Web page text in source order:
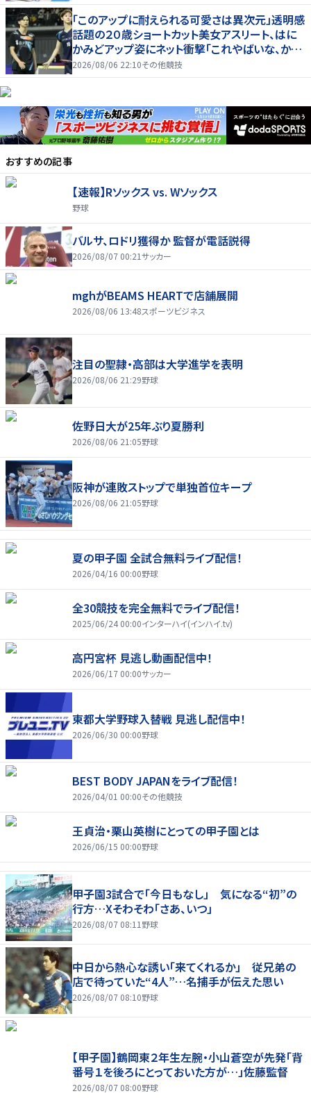
「このアップに耐えられる可愛さは異次元」透明感
話題の２０歳ショートカット美女アスリート、はに
かみどアップ姿にネット衝撃「これやばいな、かわ
いすぎる」「顔ちっちゃ」
2026/08/06 22:10その他競技
おすすめの記事
【速報】Rソックス vs. Wソックス
野球
バルサ、ロドリ獲得か 監督が電話説得
2026/08/07 00:21サッカー
mghがBEAMS HEARTで店舗展開
2026/08/06 13:48スポーツビジネス
注目の聖隷・高部は大学進学を表明
2026/08/06 21:29野球
佐野日大が25年ぶり夏勝利
2026/08/06 21:05野球
阪神が連敗ストップで単独首位キープ
2026/08/06 21:05野球
夏の甲子園 全試合無料ライブ配信！
2026/04/16 00:00野球
全30競技を完全無料でライブ配信！
2025/06/24 00:00インターハイ(インハイ.tv)
高円宮杯 見逃し動画配信中！
2026/06/17 00:00サッカー
東都大学野球入替戦 見逃し配信中！
2026/06/30 00:00野球
BEST BODY JAPANをライブ配信！
2026/04/01 00:00その他競技
王貞治・栗山英樹にとっての甲子園とは
2026/06/15 00:00野球
甲子園3試合で「今日もなし」 気になる“初”の
行方…Xそわそわ「さあ、いつ」
2026/08/07 08:11 野球
中日から熱心な誘い「来てくれるか」 従兄弟の
店で待っていた“4人”…名捕手が伝えた思い
2026/08/07 08:10野球
【甲子園】鶴岡東２年生左腕・小山蒼空が先発「背
番号１を後ろにとっておいた方が…」佐藤監督
2026/08/07 08:00野球